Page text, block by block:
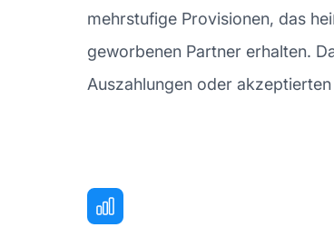
mehrstufige Provisionen, das
geworbenen Partner erhalten.
Auszahlungen oder